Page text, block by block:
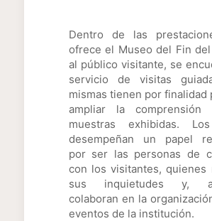
Dentro de las
ofrece el Museo del Fin
al público visitante, se
servicio de visitas
mismas tienen por finalidad
ampliar la comprensión
muestras exhibidas.
desempeñan un papel
por ser las personas de
con los visitantes, quienes
sus inquietudes y,
colaboran en la
eventos de la institución.